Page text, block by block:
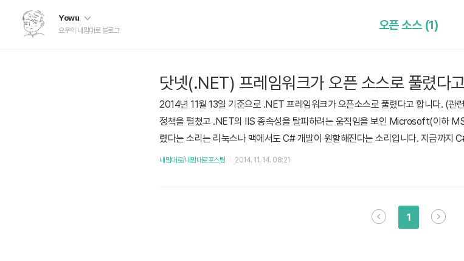
Yowu
요우의 내맘대로 블로그 오픈 소스 (1)
닷넷(.NET) 프레임워크가 오픈 소스로 풀렸다
2014년 11월 13일 기준으로 .NET 프레임워크가 오픈소스로 풀렸다고 합니다. (관
정책을 펼쳤고 .NET의 IIS 종속성을 탈피하려는 움직임을 보인 Microsoft(이하
렸다는 소리는 리눅스나 맥에서도 C# 개발이 원할해진다는 소리입니다. 지금까지
었지만 그렇게 만족스러웠다는 얘기는 못 들은 것 같습니다. 개발 시 주사용 운영체
내맘대로/내맘대로포스팅 2014. 11. 14. 08:21
1